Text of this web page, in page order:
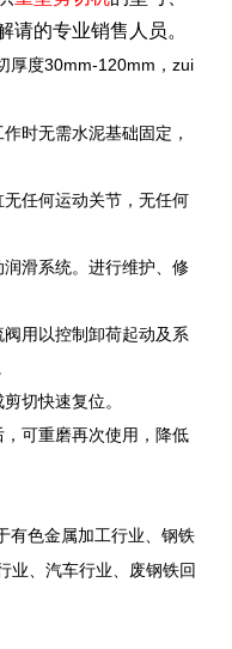
请的专业销售人员。
厚度30mm-120mm，zui
时无需水泥基础固定，
任何运动关节，无任何
滑系统。进行维护、修
用以控制卸荷起动及系
切快速复位。
可重磨再次使用，降低
有色金属加工行业、钢铁
业、汽车行业、废钢铁回